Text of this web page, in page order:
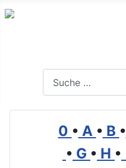
0 • A • B •
• G • H •